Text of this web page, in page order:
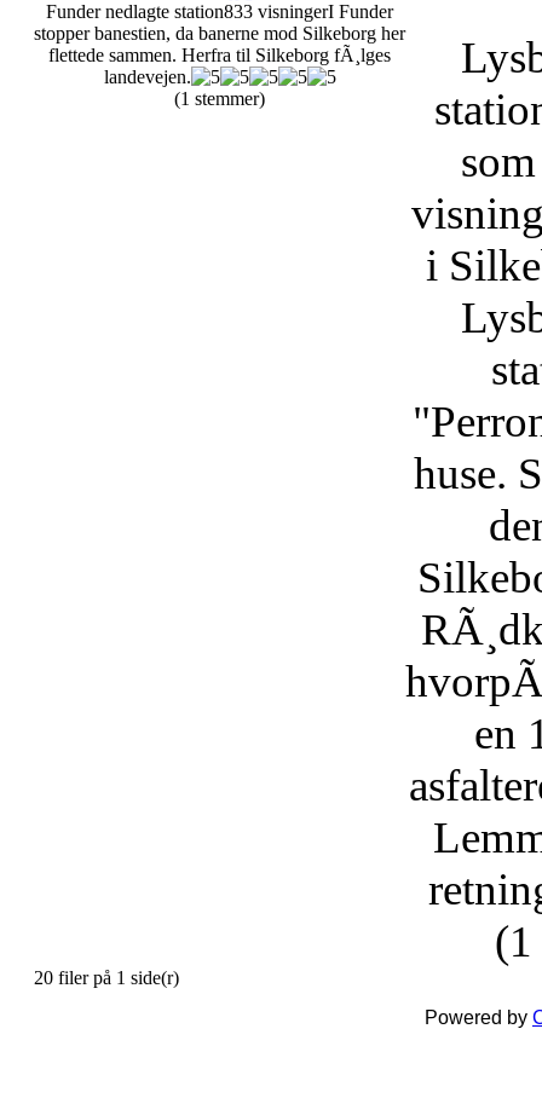
Funder nedlagte station833 visningerI Funder
stopper banestien, da banerne mod Silkeborg her
flettede sammen. Herfra til Silkeborg fÃ¸lges
landevejen.
(1 stemmer)
i
huse.
en
(1
20 filer på 1 side(r)
Powered by